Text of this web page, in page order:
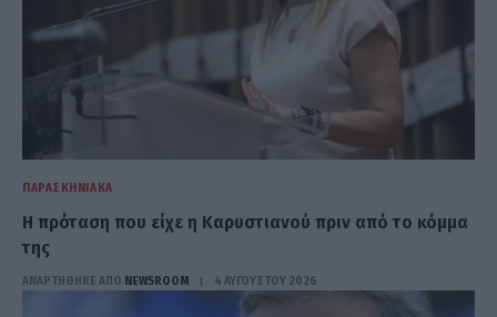
ΠΑΡΑΣΚΗΝΙΑΚΆ
Η πρόταση που είχε η Καρυστιανού πριν από το κόμμα
της
ΑΝΑΡΤΗΘΗΚΕ ΑΠΟ NEWSROOM 4 ΑΥΓΟΎΣΤΟΥ 2026